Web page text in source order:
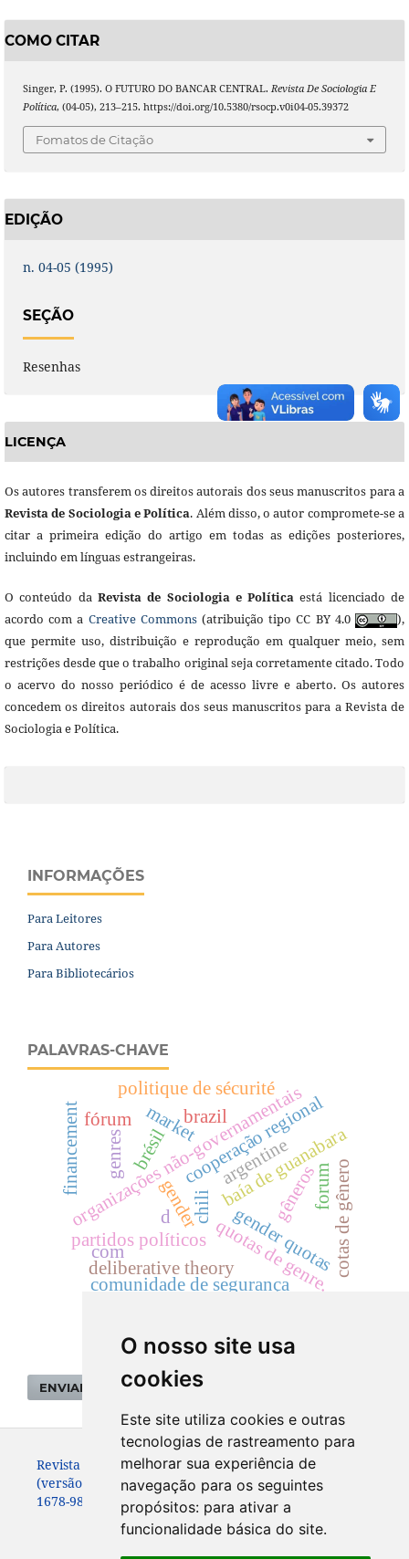
O nosso site usa
cookies
Este site utiliza cookies e outras
tecnologias de rastreamento para
melhorar sua experiência de
navegação para os seguintes
propósitos: para ativar a
funcionalidade básica do site.
COMO CITAR
Singer, P. (1995). O FUTURO DO BANCAR CENTRAL. Revista De Sociologia E
Política, (04-05), 213–215. https://doi.org/10.5380/rsocp.v0i04-05.39372
Fomatos de Citação
EDIÇÃO
n. 04-05 (1995)
SEÇÃO
Resenhas
LICENÇA
Os autores transferem os direitos autorais dos seus manuscritos para a
Revista de Sociologia e Política. Além disso, o autor compromete-se a
citar a primeira edição do artigo em todas as edições posteriores,
incluindo em línguas estrangeiras.
O conteúdo da Revista de Sociologia e Política está licenciado de
acordo com a Creative Commons(atribuição tipo CC BY 4.0
),
que permite uso, distribuição e reprodução em qualquer meio, sem
restrições desde que o trabalho original seja corretamente citado. Todo
o acervo do nosso periódico é de acesso livre e aberto. Os autores
concedem os direitos autorais dos seus manuscritos para a Revista de
Sociologia e Política.
INFORMAÇÕES
Para Leitores
Para Autores
Para Bibliotecários
PALAVRAS-CHAVE
partidos políticos
chili baía de guanabara
organizações não-governamentais
quotas de genre.
genres
gender quotas
gender cotas de gênero
gêneros
com
politique de sécurité
brésil
d
market
deliberative theory
forum
cooperação regional
argentine
comunidade de segurança
brazil
fórum
financement
ENVIAR SUBMISSÃO
Revista de Sociologia e Política. ISSN: 0104-4478
(versão impressa)
1678-9873 (versão online)